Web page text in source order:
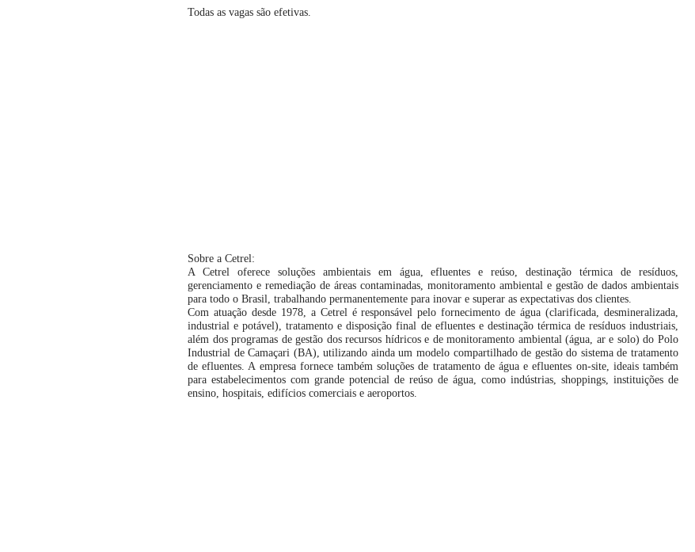
Todas as vagas são efetivas.
Sobre a Cetrel:
A Cetrel oferece soluções ambientais em água, efluentes e reúso, destinação térmica de resíduos,
gerenciamento e remediação de áreas contaminadas, monitoramento ambiental e gestão de dados ambientais
para todo o Brasil, trabalhando permanentemente para inovar e superar as expectativas dos clientes.
Com atuação desde 1978, a Cetrel é responsável pelo fornecimento de água (clarificada, desmineralizada,
industrial e potável), tratamento e disposição final de efluentes e destinação térmica de resíduos industriais,
além dos programas de gestão dos recursos hídricos e de monitoramento ambiental (água, ar e solo) do Polo
Industrial de Camaçari (BA), utilizando ainda um modelo compartilhado de gestão do sistema de tratamento
de efluentes. A empresa fornece também soluções de tratamento de água e efluentes on-site, ideais também
para estabelecimentos com grande potencial de reúso de água, como indústrias, shoppings, instituições de
ensino, hospitais, edifícios comerciais e aeroportos.